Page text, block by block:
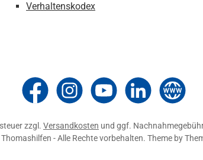
Verhaltenskodex
Thomashilfen bei Facebook
Thomashilfen bei Instagram
Thomashilfen bei YouTube
Thomashilfen bei
Zur Website
zzgl. Versandkosten und ggf.
- Alle Rechte vorbehalten. Theme by